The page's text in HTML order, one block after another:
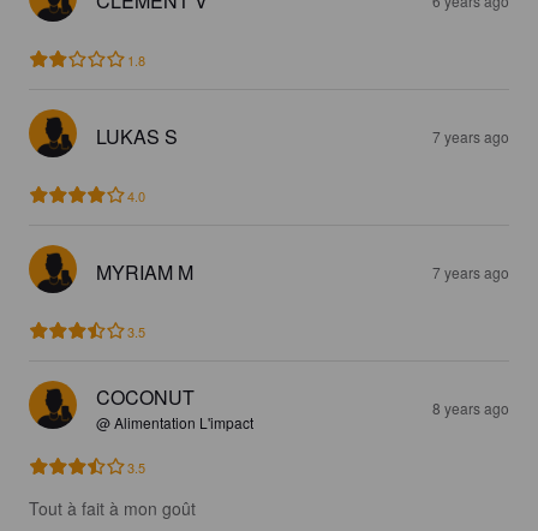
1.8
LUKAS S 7 years ago
4.0
MYRIAM M 7 years ago
3.5
COCONUT
@ Alimentation L'impact
8 years ago
3.5
Tout à fait à mon goût